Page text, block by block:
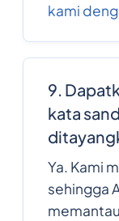
kami
9.
kata
Ya. Kami
sehingga